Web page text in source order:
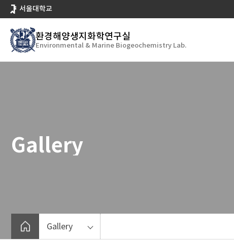
로
서울대학교
환경해양생지화학연구실
Environmental & Marine Biogeochemistry Lab.
Gallery
Gallery